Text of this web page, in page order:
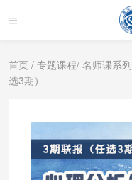
首页 / 专题课程/ 名师课系列
选3期）